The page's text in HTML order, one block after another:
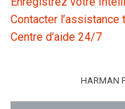
Contacter l’assistance
Centre d’aide 24/7
HARMAN